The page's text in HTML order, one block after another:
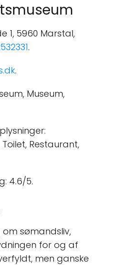
1, 5960 Marstal,
.
.
Museum,
Restaurant,
4.6/5.
sømandsliv,
for og af
men ganske